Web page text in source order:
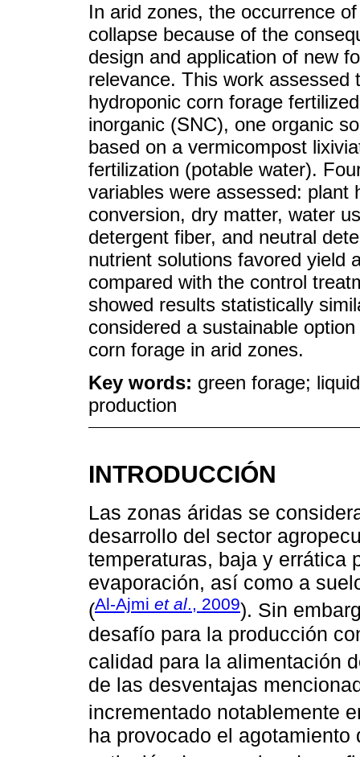
In arid zones, the occurrence
collapse because of the
design and application of new
relevance. This work assessed
hydroponic corn forage
inorganic (SNC), one organic
based on a vermicompost
fertilization (potable water).
variables were assessed: plant
conversion, dry matter, water
detergent fiber, and neutral
nutrient solutions favored yield
compared with the control
showed results statistically
considered a sustainable
corn forage in arid zones.
Key words: green forage;
production
INTRODUCCIÓN
Las zonas áridas se
desarrollo del sector
temperaturas, baja y errática
evaporación, así como a
(Al-Ajmi et al., 2009). Sin
desafío para la producción
calidad para la alimentación
de las desventajas
incrementado notablemente
ha provocado el